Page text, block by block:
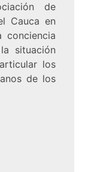
de
Cauca en
conciencia
situación
los
de los